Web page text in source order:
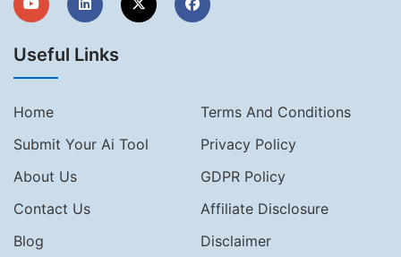
Useful Links
Home
Terms And Conditions
Submit Your Ai Tool
Privacy Policy
About Us
GDPR Policy
Contact Us
Affiliate Disclosure
Blog
Disclaimer